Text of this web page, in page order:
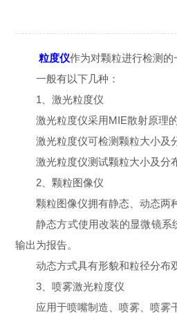
粒度仪作为对颗粒进行检测
一般有以下几种：
1、激光粒度仪
激光粒度仪采用MIE散射原理的
激光粒度仪可检测颗粒大小及分
激光粒度仪测试颗粒大小及分布
2、颗粒图像仪
颗粒图像仪拥有静态、动态两种
静态方式使用改装的显微镜系统
输出为报告。
动态方式具有形貌和粒径分布双
3、喷雾激光粒度仪
应用于喷嘴制造、喷雾、喷雾干